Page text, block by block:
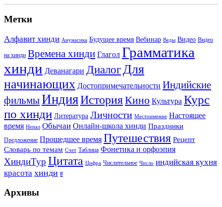
Метки
Алфавит хинди Анунасика Будущее время Вебинар Веды Видео Видео
на хинди Времена хинди Глагол Грамматика
хинди Деванагари Диалог Для
начинающих Достопримечательности Индийские
фильмыИндияИсторияКино Культура Курс
по хинди Литература Личности Местоимение Настоящее
время Непал Обычаи Онлайн-школа хинди Праздники
Предложение Прошедшее время Путешествия Рецепт
Словарь по темам Счет Таблица Фонетика и орфоэпия
ХиндиТур Цитата Цифра Числительное Число индийская кухня
красота хинди ह
Архивы